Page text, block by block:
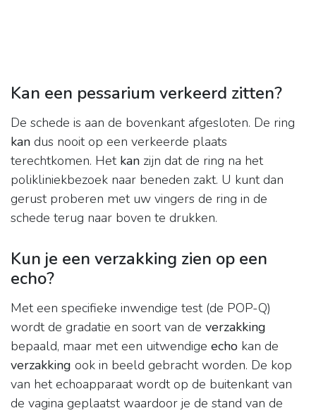
Kan een pessarium verkeerd zitten?
De schede is aan de bovenkant afgesloten. De ring
kan dus nooit op een verkeerde plaats
terechtkomen. Het kan zijn dat de ring na het
polikliniekbezoek naar beneden zakt. U kunt dan
gerust proberen met uw vingers de ring in de
schede terug naar boven te drukken.
Kun je een verzakking zien op een
echo?
Met een specifieke inwendige test (de POP-Q)
wordt de gradatie en soort van de verzakking
bepaald, maar met een uitwendige echo kan de
verzakking ook in beeld gebracht worden. De kop
van het echoapparaat wordt op de buitenkant van
de vagina geplaatst waardoor je de stand van de